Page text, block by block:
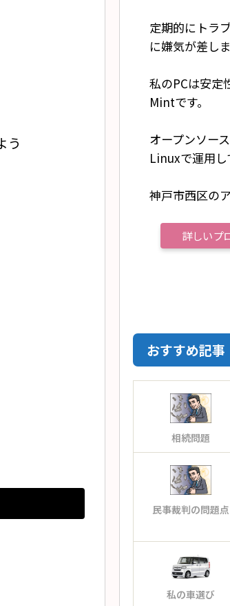
う
定期的にトラ
に嫌気が差し
私のPCは安定
Mintです。
オープンソー
Linuxで運用し
神戸市西区の
詳しいプ
おすすめ記事
相続問題
民事裁判の問題点
私の車選び